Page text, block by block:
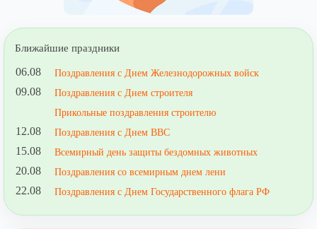
Ближайшие праздники
06.08 Поздравления с Днем Железнодорожных войск
09.08
Поздравления с Днем строителя
Прикольные поздравления строителю
12.08 Поздравления с Днем ВВС
15.08 Всемирный день защиты бездомных животных
20.08 Поздравления со всемирным днем лени
22.08 Поздравления с Днем Государственного флага РФ